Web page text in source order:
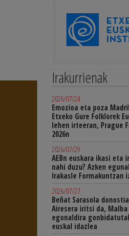
Irakurrienak
2026/07/24
Emozioa eta poza
Etxeko Gure Folklorek
lehen irteeran, Prague
2026n
2026/07/29
AEBn euskara ikasi eta
nahi duzu? Azken
Irakasle Formakuntzan
2026/07/27
Beñat Sarasola
Airesera iritsi da, Malba
egonaldira
euskal idazlea